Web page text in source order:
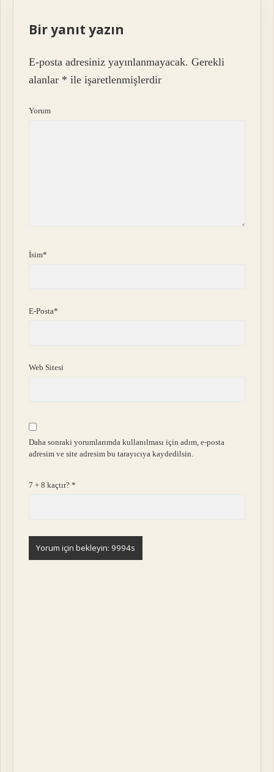
Bir yanıt yazın
E-posta adresiniz yayınlanmayacak. Gerekli
alanlar * ile işaretlenmişlerdir
Yorum
İsim*
E-Posta*
Web Sitesi
Daha sonraki yorumlarımda kullanılması için adım, e-posta
adresim ve site adresim bu tarayıcıya kaydedilsin.
7 + 8 kaçtır?*